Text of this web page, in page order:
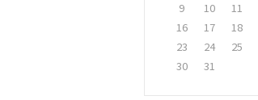
9
10 11
16
17 18
23
24 25
30
31